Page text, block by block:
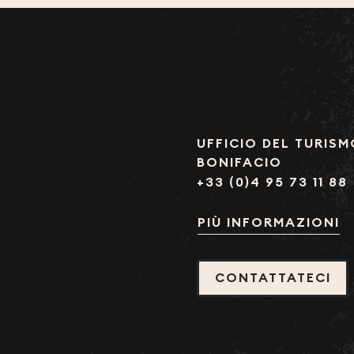
UFFICIO DEL
BONIFACIO
+33 (0)4 95 73 11 88
PIÙ INFORMAZIONI
CONTATTATECI